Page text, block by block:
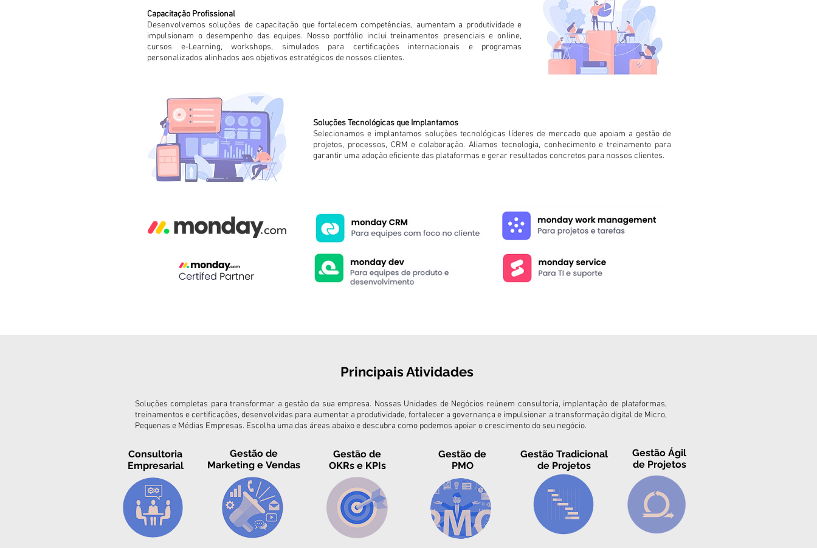
Capacitação Profissional
Desenvolvemos soluções de capacitação que fortalecem competências, aumentam a produtividade e
impulsionam o desempenho das equipes. Nosso portfólio inclui treinamentos presenciais e online,
cursos e-Learning, workshops, simulados para certificações internacionais e programas
personalizados alinhados aos objetivos estratégicos de nossos clientes.
Soluções Tecnológicas que Implantamos
Selecionamos e implantamos soluções tecnológicas líderes de mercado que apoiam a gestão de
projetos, processos, CRM e colaboração. Aliamos tecnologia, conhecimento e treinamento para
garantir uma adoção eficiente das plataformas e gerar resultados concretos para nossos clientes.
Principais Atividades
Soluções completas para transformar a gestão da sua empresa. Nossas Unidades de Negócios reúnem consultoria, implantação de plataformas,
treinamentos e certificações, desenvolvidas para aumentar a produtividade, fortalecer a governança e impulsionar a transformação digital de Micro,
Pequenas e Médias Empresas. Escolha uma das áreas abaixo e descubra como podemos apoiar o crescimento do seu negócio.
Consultoria
Empresarial
Gestão de
Marketing e Vendas
Gestão de
OKRs e KPIs
Gestão de
PMO
Gestão Tradicional
de Projetos
Gestão Ágil
de Projetos